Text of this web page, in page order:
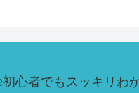
初心者でもスッキリわ